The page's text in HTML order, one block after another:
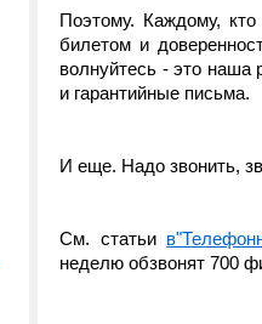
Поэтому. Каждому,
билетом и
волнуйтесь - это
и гарантийные письма.
И еще. Надо звонить,
См. статьи
неделю обзвонят 700